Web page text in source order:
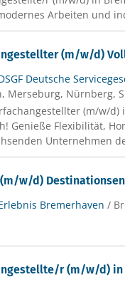
Arbeiten und
(m/w/d)
Deutsche
Merseburg, Nürnberg,
(m/w/
Genieße Flexibilität,
Unternehmen
w/d)
Bremerhaven /
r (m/w/d) in